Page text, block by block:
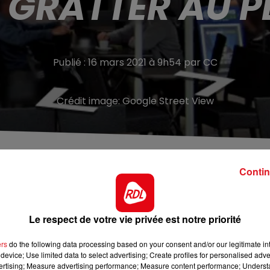
Publié : 16 mars 2021 à 9h54 par CC
Crédit image: Google Street View
pour plus de 160 000 euros de jeux à
au bar tabac "Le Pénalty", à Saint-Omer: Le
Le client écope lui de 2 ans de prison avec sursis. Il a
et l’interdiction de s’adonner aux jeux
euros de jeux à gratter, entre novembre 2018 et
Le respect de votre vie privée est notre priorité
do the following data processing based on your consent and/or our legitimate
Use limited data to select advertising; Create profiles for personalised
Measure advertising performance; Measure content performance;